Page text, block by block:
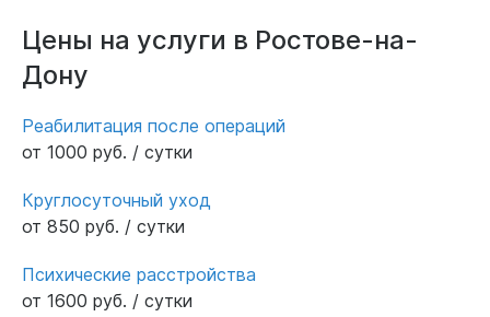
Цены на услуги в Ростове-на-
Дону
Реабилитация после операций
от 1000 руб. / сутки
Круглосуточный уход
от 850 руб. / сутки
Психические расстройства
от 1600 руб. / сутки